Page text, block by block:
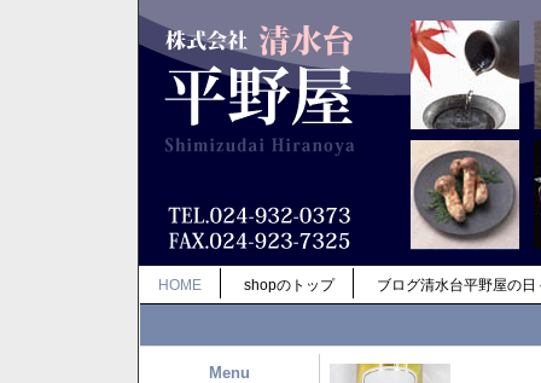
HOME shopのトップ ブログ清水台平野屋の日
Menu